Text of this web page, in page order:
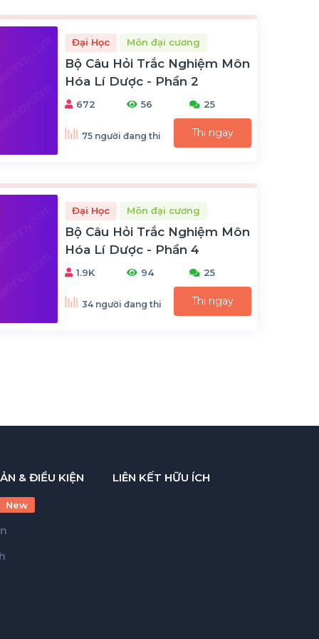
Đại Học Môn đại cương
Bộ Câu Hỏi Trắc Nghiệm Môn
Hóa Lí Dược - Phần 2
672 56 25
75 người đang thi Thi ngay
Đại Học Môn đại cương
Bộ Câu Hỏi Trắc Nghiệm Môn
Hóa Lí Dược - Phần 4
1.9K 94 25
34 người đang thi Thi ngay
& ĐIỀU KIỆN
New
LIÊN KẾT HỮU ÍCH